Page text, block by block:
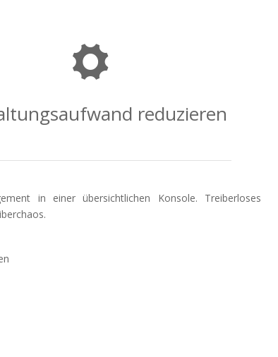
reduzieren
in einer übersichtlichen Konsole. Treiberloses